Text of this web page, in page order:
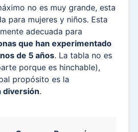
no es muy grande, esta
para mujeres y niños. Esta
adecuada para
que han experimentado
de 5 años. La tabla no es
porque es hinchable),
propósito es la
diversión.